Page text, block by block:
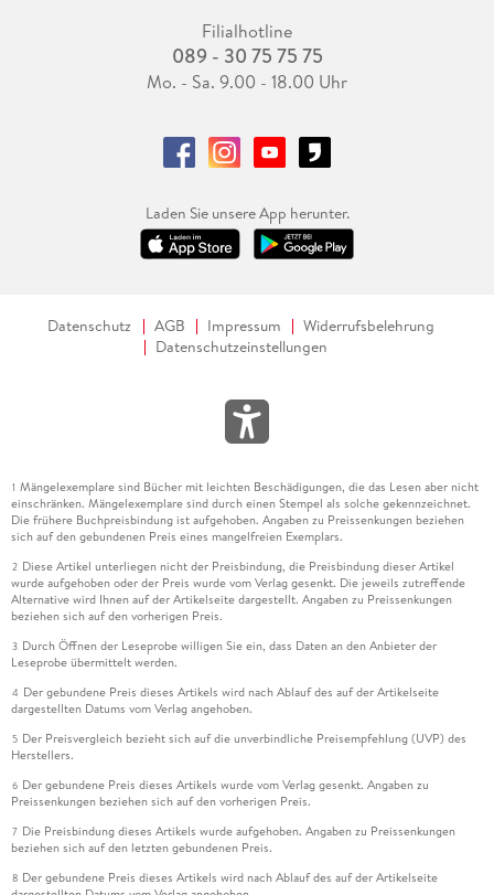
Filialhotline
089 - 30 75 75 75
Mo. - Sa. 9.00 - 18.00 Uhr
Laden Sie unsere App herunter.
Datenschutz AGB Impressum
Widerrufsbelehrung
Datenschutzeinstellungen
1 Mängelexemplare sind Bücher mit leichten Beschädigungen, die das Lesen aber nicht
einschränken. Mängelexemplare sind durch einen Stempel als solche gekennzeichnet.
Die frühere Buchpreisbindung ist aufgehoben. Angaben zu Preissenkungen beziehen
sich auf den gebundenen Preis eines mangelfreien Exemplars.
2 Diese Artikel unterliegen nicht der Preisbindung, die Preisbindung dieser Artikel
wurde aufgehoben oder der Preis wurde vom Verlag gesenkt. Die jeweils zutreffende
Alternative wird Ihnen auf der Artikelseite dargestellt. Angaben zu Preissenkungen
beziehen sich auf den vorherigen Preis.
3 Durch Öffnen der Leseprobe willigen Sie ein, dass Daten an den Anbieter der
Leseprobe übermittelt werden.
4 Der gebundene Preis dieses Artikels wird nach Ablauf des auf der Artikelseite
dargestellten Datums vom Verlag angehoben.
5 Der Preisvergleich bezieht sich auf die unverbindliche Preisempfehlung (UVP) des
Herstellers.
6 Der gebundene Preis dieses Artikels wurde vom Verlag gesenkt. Angaben zu
Preissenkungen beziehen sich auf den vorherigen Preis.
7 Die Preisbindung dieses Artikels wurde aufgehoben. Angaben zu Preissenkungen
beziehen sich auf den letzten gebundenen Preis.
8 Der gebundene Preis dieses Artikels wird nach Ablauf des auf der Artikelseite